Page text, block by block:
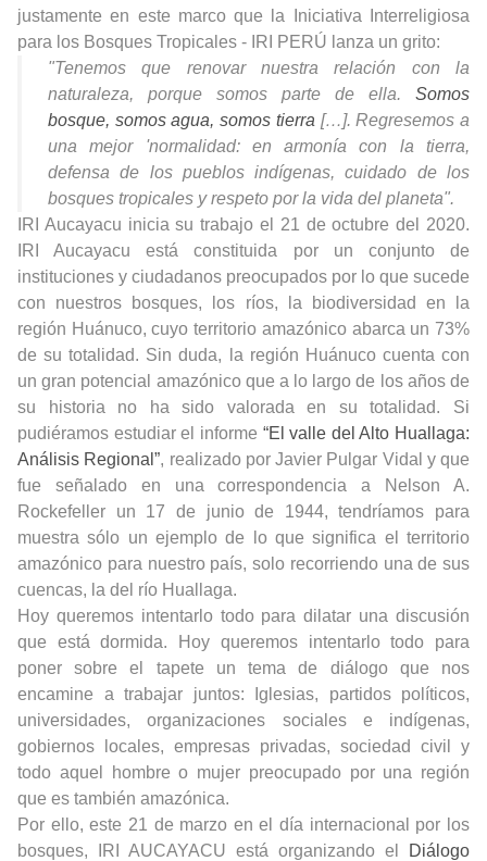
justamente en este marco que la Iniciativa Interreligiosa
para los Bosques Tropicales -
IRI PERÚ lanza un grito:
"Tenemos que renovar nuestra relación con la
naturaleza, porque somos parte de ella. Somos
bosque, somos agua, somos tierra […]. Regresemos a
una mejor 'normalidad: en armonía con la tierra,
defensa de los pueblos indígenas, cuidado de los
bosques tropicales y respeto por la vida del planeta".
IRI Aucayacu inicia su trabajo el 21 de octubre del 2020.
IRI Aucayacu está constituida por un conjunto de
instituciones y ciudadanos preocupados por lo que sucede
con nuestros bosques, los ríos, la biodiversidad en la
región Huánuco, cuyo territorio amazónico abarca un 73%
de su totalidad. Sin duda, la región Huánuco cuenta con
un gran potencial amazónico que a lo largo de los años de
su historia no ha sido valorada en su totalidad. Si
pudiéramos estudiar el informe “El valle del Alto Huallaga:
Análisis Regional”, realizado por Javier Pulgar Vidal y que
fue señalado en una correspondencia a
Nelson A.
Rockefeller un 17 de junio de 1944, tendríamos para
muestra sólo un ejemplo de lo que significa el territorio
amazónico para nuestro país, solo recorriendo una de sus
cuencas, la del río Huallaga.
Hoy queremos intentarlo todo para dilatar una discusión
que está dormida. Hoy queremos intentarlo todo para
poner sobre el tapete un tema de diálogo que nos
encamine a trabajar juntos: Iglesias, partidos políticos,
universidades, organizaciones sociales e indígenas,
gobiernos locales, empresas privadas, sociedad civil y
todo aquel hombre o mujer preocupado por una región
que es también amazónica.
Por ello, este 21 de marzo en el día internacional por los
bosques, IRI AUCAYACU está organizando el
Diálogo